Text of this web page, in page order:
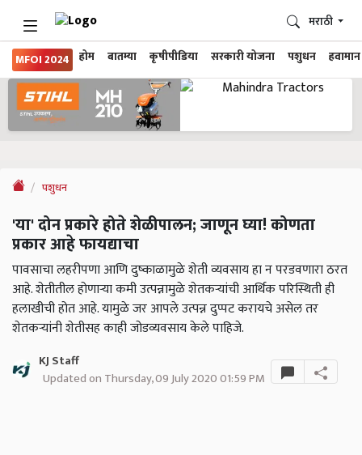
MFOI 2024 होम बातम्या कृषीपीडिया सरकारी योजना पशुधन हवामान
मराठी
पशुधन
'या' दोन प्रकारे होते शेळीपालन; जाणून घ्या! कोणता
प्रकार आहे फायद्याचा
पावसाचा लहरीपणा आणि दुष्काळामुळे शेती व्यवसाय हा न परडवणारा ठरत
आहे. शेतीतील होणाऱ्या कमी उत्पन्नामुळे शेतकऱ्यांची आर्थिक परिस्थिती ही
हलाखीची होत आहे. यामुळे जर आपले उत्पन्न दुप्पट करायचे असेल तर
शेतकऱ्यांनी शेतीसह काही जोडव्यवसाय केले पाहिजे.
KJ Staff
Updated on Thursday, 09 July 2020 01:59 PM